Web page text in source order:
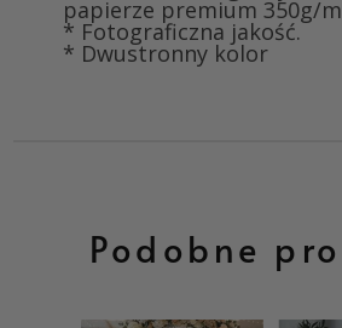
papierze premium 350g/
* Fotograficzna jakość.
* Dwustronny kolor
Podobne